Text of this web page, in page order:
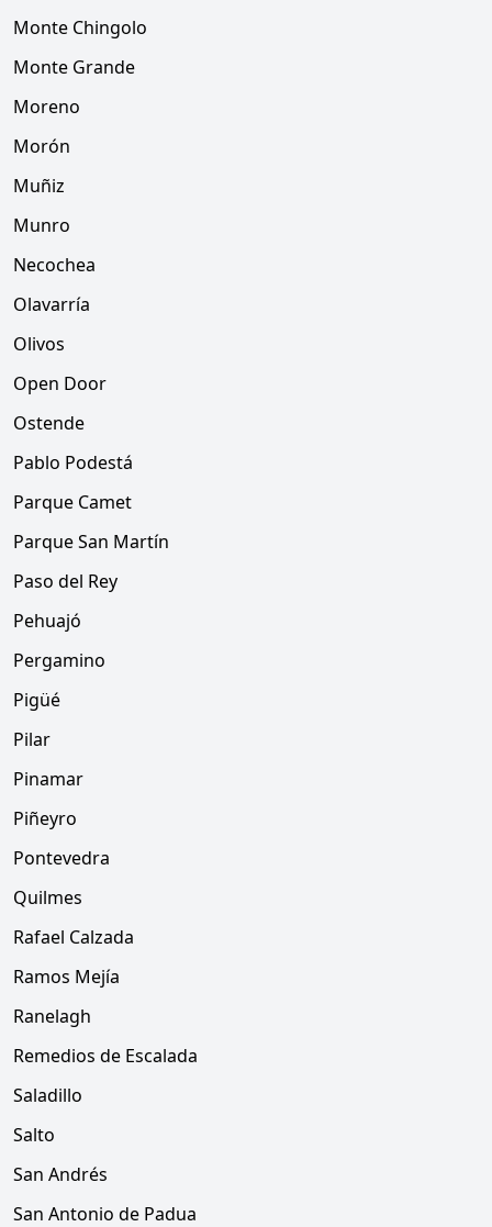
Monte Chingolo
Monte Grande
Moreno
Morón
Muñiz
Munro
Necochea
Olavarría
Olivos
Open Door
Ostende
Pablo Podestá
Parque Camet
Parque San Martín
Paso del Rey
Pehuajó
Pergamino
Pigüé
Pilar
Pinamar
Piñeyro
Pontevedra
Quilmes
Rafael Calzada
Ramos Mejía
Ranelagh
Remedios de Escalada
Saladillo
Salto
San Andrés
San Antonio de Padua